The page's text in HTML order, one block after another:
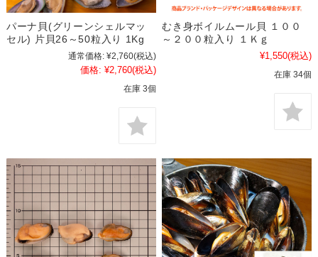
パーナ貝(グリーンシェルマッ
セル) 片貝26～50粒入り 1Kg
通常価格: ¥2,760(税込)
価格: ¥2,760(税込)
在庫 3個
むき身ボイルムール貝 １００
～２００粒入り １Ｋｇ
¥1,550(税込)
在庫 34個